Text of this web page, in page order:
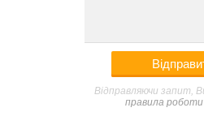
Відправляючи запит,
правила роботи